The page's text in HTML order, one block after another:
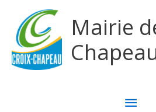
Mairie
MENU